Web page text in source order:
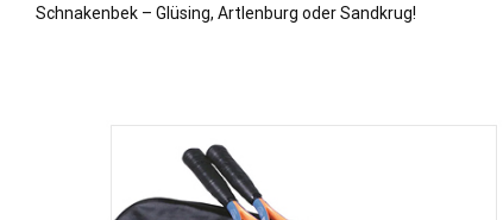
Schnakenbek – Glüsing, Artlenburg oder Sandkrug!